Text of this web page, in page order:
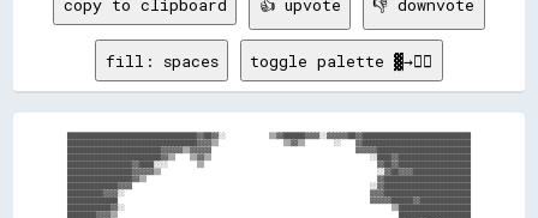
copy to clipboard 👍 upvote 👎 downvote
fill: spaces toggle palette ▓→✊🏽
████████████████████████████████████▓▓██▓▓░░            ▒▒▓▓██████▓▓▓▓░░▓▓▓▓▓▓██▓▓██████████████████████████████
████████████████████████████████████▓▓▓▓▒▒                  ▒▒▓▓▒▒        ░░    ▓▓██████████████████████████████
██████████████████████████▓▓▓▓▓▓▒▒▓▓▓▓▓▓                                        ▓▓▓▓▓▓██████████████████████████
██████████████████████████▓▓▒▒    ▒▒▓▓▒▒                                            ░░████▓▓████████████████████
██████████████████▓▓████░░░░        ▒▒                                                ▓▓██▓▓████████████████████
██████████████████▓▓▓▓▓▓▒▒                                                            ░░▓▓██▓▓▓▓████████████████
██████████████████▓▓▒▒                                                                ▓▓████████████████████████
██████████████▓▓▓▓                                                                  ░░▓▓████████████████████████
██████████▓▓▓▓░░                                                                    ▓▓▓▓████████████████████████
██████████████                                                                      ▓▓▓▓▓▓██████▓▓██████████████
████████████▓▓░░                                                                          ▒▒████████████████████
████████▓▓▓▓▒▒                                                                              ████████████████████